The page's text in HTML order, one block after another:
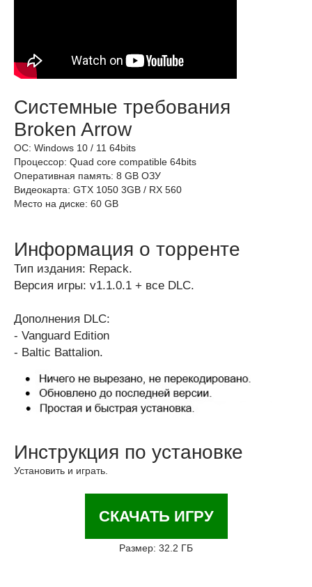
Системные требования
Broken Arrow
ОС: Windows 10 / 11 64bits
Процессор: Quad core compatible 64bits
Оперативная память: 8 GB ОЗУ
Видеокарта: GTX 1050 3GB / RX 560
Место на диске: 60 GB
Информация о торренте
Тип издания: Repack.
Версия игры: v1.1.0.1 + все DLC.
Дополнения DLC:
- Vanguard Edition
- Baltic Battalion.
Инструкция по установке
Установить и играть.
СКАЧАТЬ ИГРУ
Размер: 32.2 ГБ